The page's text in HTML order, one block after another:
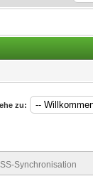
zu:
Synchronisation